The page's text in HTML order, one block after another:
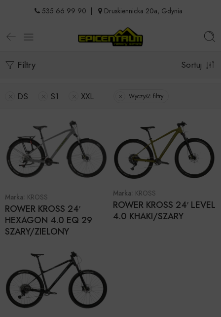
535 66 99 90 Druskiennicka 20a, Gdynia
Filtry Sortuj
DS S1 XXL Wyczyść filtry
Marka: KROSS
ROWER KROSS 24′
HEXAGON 4.0 EQ 29
SZARY/ZIELONY
Marka: KROSS
ROWER KROSS 24′ LEVEL
4.0 KHAKI/SZARY